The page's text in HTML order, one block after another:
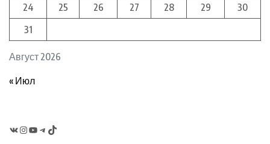
Август 2026
24
25 26 27 28 29
30
31
« Июл
Instagram
YouTubeTelegram
TikTok